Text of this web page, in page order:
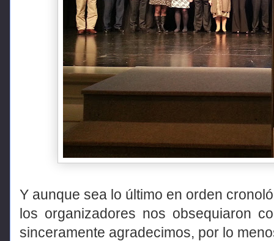
Y aunque sea lo último en orden
los organizadores nos obsequiaron
sinceramente agradecimos, por lo